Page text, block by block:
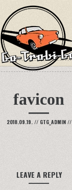
favicon
2018.09.19. // GTG_ADMIN//
LEAVE A REPLY